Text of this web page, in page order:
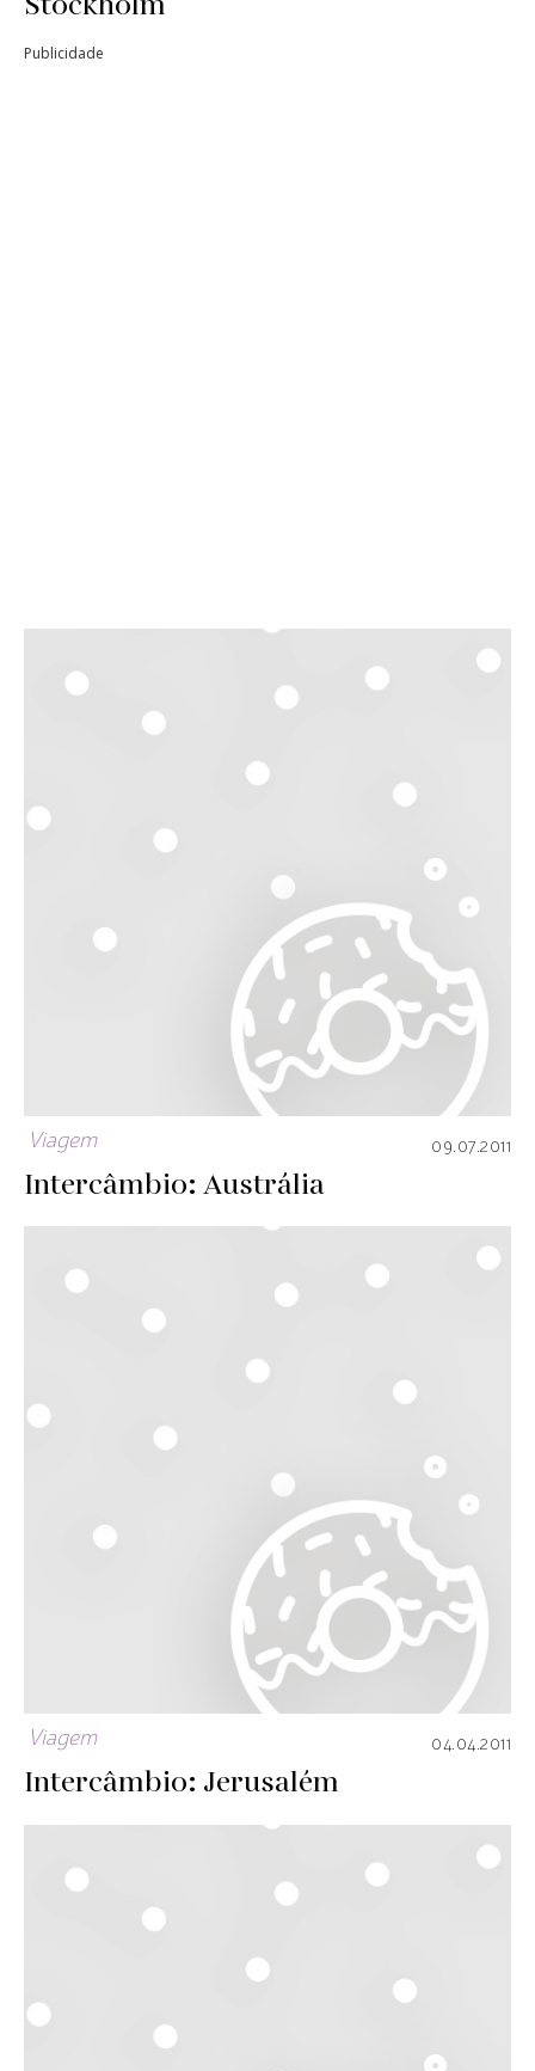
Publicidade
Viagem 09.07.2011
Intercâmbio: Austrália
Viagem 04.04.2011
Intercâmbio: Jerusalém